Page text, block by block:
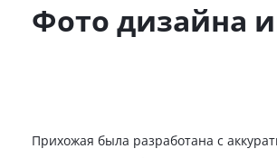
Фото дизайна
Прихожая была разработана с